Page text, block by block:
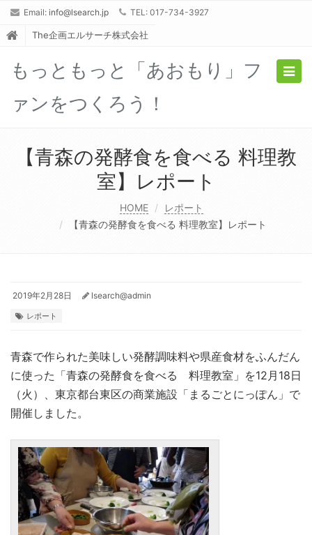
Email: info@lsearch.jp TEL: 017-734-3927
The企画エルサーチ株式会社
もっともっと「あおもり」フ
ァンをつくろう！
【青森の発酵食を食べる 料理教
室】レポート
HOME
レポート
【青森の発酵食を食べる 料理教室】レポート
2019年2月28日 lsearch@admin
レポート
青森で作られた美味しい発酵調味料や県産食材をふんだん
に使った「青森の発酵食を食べる 料理教室」を12月18日
（火）、東京都台東区の商業施設「まるごとにっぽん」で
開催しました。